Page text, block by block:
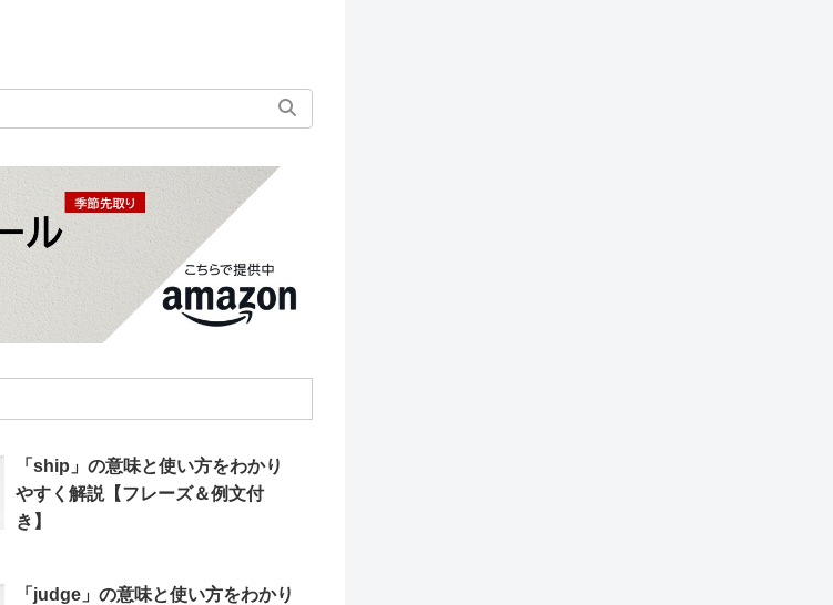
「ship」の意味と使い方をわかり
やすく解説【フレーズ＆例文付
き】
「judge」の意味と使い方をわかり